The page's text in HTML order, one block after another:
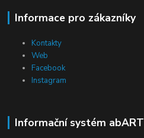
Informace pro zákazníky
Kontakty
Web
Facebook
Instagram
Informační systém abART